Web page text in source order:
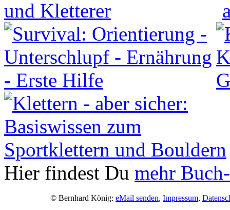
Hier findest Du mehr
© Bernhard König: eMail senden, Impressum,